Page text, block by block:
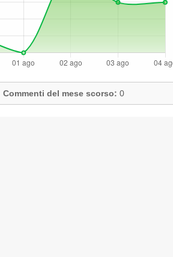
Commenti del mese scorso: 0